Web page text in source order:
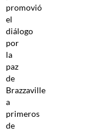
promovió
el
diálogo
por
la
paz
de
Brazzaville
a
primeros
de